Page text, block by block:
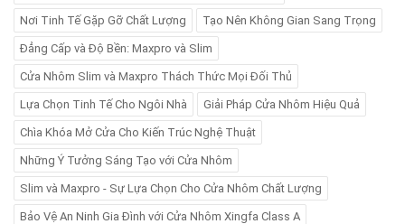
Nơi Tinh Tế Gặp Gỡ Chất Lượng Tạo Nên Không Gian Sang Trọng
Đẳng Cấp và Độ Bền: Maxpro và Slim
Cửa Nhôm Slim và Maxpro Thách Thức Mọi Đối Thủ
Lựa Chọn Tinh Tế Cho Ngôi Nhà Giải Pháp Cửa Nhôm Hiệu Quả
Chìa Khóa Mở Cửa Cho Kiến Trúc Nghệ Thuật
Những Ý Tưởng Sáng Tạo với Cửa Nhôm
Slim và Maxpro - Sự Lựa Chọn Cho Cửa Nhôm Chất Lượng
Bảo Vệ An Ninh Gia Đình với Cửa Nhôm Xingfa Class A